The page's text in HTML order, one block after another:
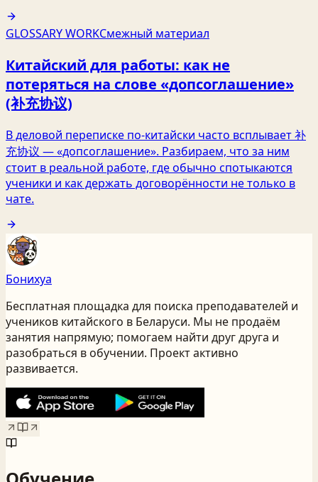
GLOSSARY WORKСмежный материал
Китайский для работы: как не
потеряться на слове «допсоглашение»
(补充协议)
В деловой переписке по-китайски часто всплывает 补
充协议 — «допсоглашение». Разбираем, что за ним
стоит в реальной работе, где обычно спотыкаются
ученики и как держать договорённости не только в
чате.
Бонихуа
Бесплатная площадка для поиска преподавателей и
учеников китайского в Беларуси. Мы не продаём
занятия напрямую; помогаем найти друг друга и
разобраться в обучении. Проект активно
развивается.